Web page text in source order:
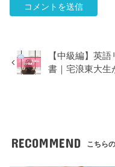
【中級編】英
書｜宅浪東大生
RECOMMEND こちら